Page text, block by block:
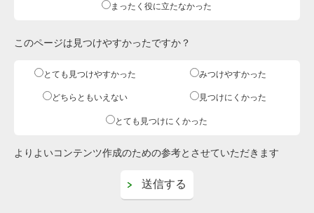
まったく役に立たなかった
このページは見つけやすかったですか？
とても見つけやすかった みつけやすかった
どちらともいえない 見つけにくかった
とても見つけにくかった
よりよいコンテンツ作成のための参考とさせていただきます